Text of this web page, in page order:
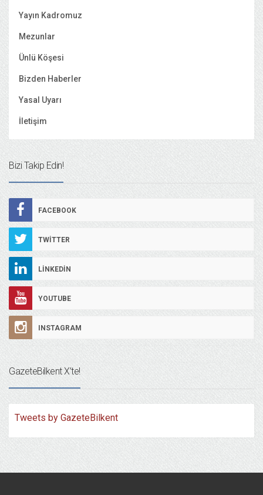
Yayın Kadromuz
Mezunlar
Ünlü Köşesi
Bizden Haberler
Yasal Uyarı
İletişim
Bizi Takip Edin!
FACEBOOK
TWITTER
LINKEDIN
YOUTUBE
INSTAGRAM
GazeteBilkent X’te!
Tweets by GazeteBilkent